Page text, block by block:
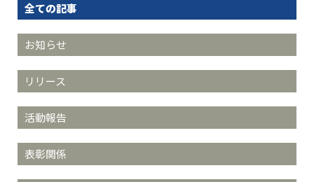
全ての記事
お知らせ
リリース
活動報告
表彰関係